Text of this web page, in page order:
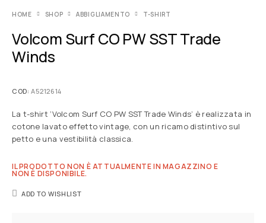
HOME SHOP ABBIGLIAMENTO T-SHIRT
Volcom Surf CO PW SST Trade
Winds
COD:A5212614
La t-shirt ‘Volcom Surf CO PW SST Trade Winds’ è realizzata in
cotone lavato effetto vintage, con un ricamo distintivo sul
petto e una vestibilità classica.
IL PRODOTTO NON È ATTUALMENTE IN MAGAZZINO E
NON È DISPONIBILE.
ADD TO WISHLIST